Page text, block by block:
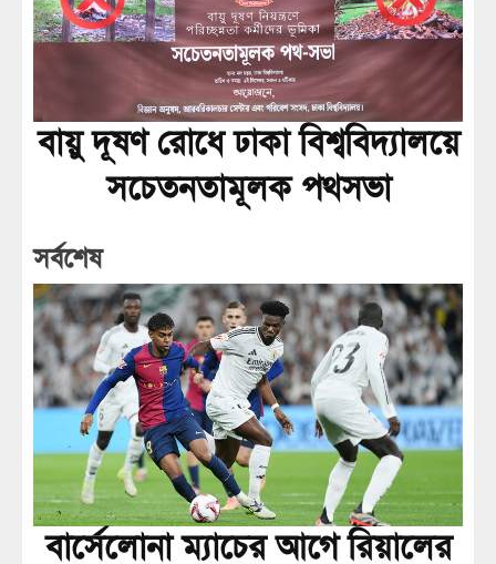
বায়ু দূষণ রোধে ঢাকা বিশ্ববিদ্যালয়ে
সচেতনতামূলক পথসভা
সর্বশেষ
বার্সেলোনা ম্যাচের আগে রিয়ালের